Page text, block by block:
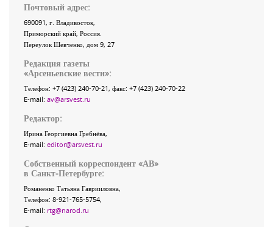
Почтовый адрес:
690091, г. Владивосток,
Приморский край, Россия
Переулок Шевченко, дом 9, 27
Редакция газеты
«Арсеньевские вести»:
Телефон: +7 (423) 240-70-21, факс: +7 (423) 240-70-22
E-mail: av@arsvest.ru
Редактор:
Ирина Георгиевна Гребнёва,
E-mail: editor@arsvest.ru
Собственный корреспондент «АВ»
в Санкт-Петербурге:
Романенко Татьяна Гаврииловна,
Телефон: 8-921-765-5754,
E-mail: rtg@narod.ru